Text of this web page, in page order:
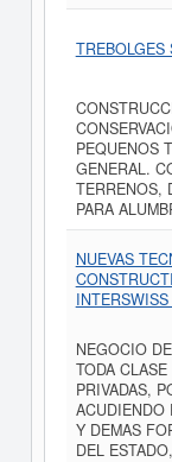
TREBOLGES
PEQUENOS
GENERAL.
TERRENOS,
PARA
NUEVAS
NEGOCIO
TODA
PRIVADAS,
ACUDIENDO
Y DEMAS
DEL